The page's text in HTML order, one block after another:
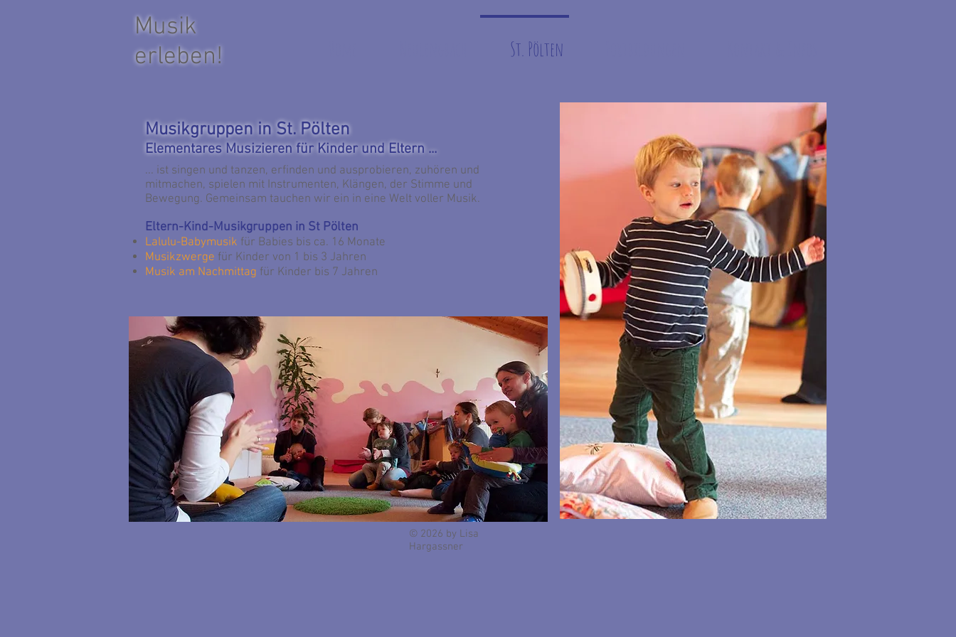
Musik
erleben!
St. Pölten
Musikgruppen in St. Pölten
Elementares Musizieren für Kinder und Eltern ...
... ist singen und tanzen, erfinden und ausprobieren, zuhören und
mitmachen, spielen mit Instrumenten, Klängen, der Stimme und
Bewegung. Gemeinsam tauchen wir ein in eine Welt voller Musik.
Eltern-Kind-Musikgruppen in St Pölten
Lalulu-Babymusik für Babies bis ca. 16 Monate
Musikzwerge für Kinder von 1 bis 3 Jahren
Musik am Nachmittag für Kinder bis 7 Jahren
© 2026 by Lisa
Hargassner